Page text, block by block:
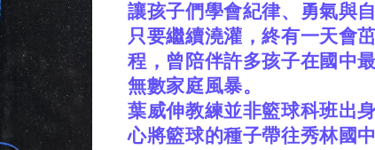
讓孩子們學會紀律、勇氣與
只要繼續澆灌，終有一天會
程，曾陪伴許多孩子在國中
無數家庭風暴。
葉威伸教練並非籃球科班出
心將籃球的種子帶往秀林國